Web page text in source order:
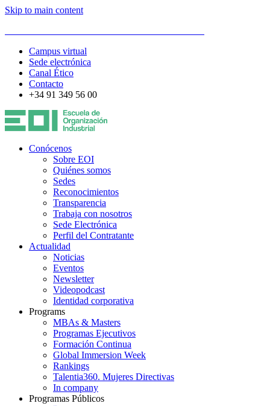
Skip to main content
Campus virtual
Sede electrónica
Canal Ético
Contacto
+34 91 349 56 00
Conócenos
Sobre EOI
Quiénes somos
Sedes
Reconocimientos
Transparencia
Trabaja con nosotros
Sede Electrónica
Perfil del Contratante
Actualidad
Noticias
Eventos
Newsletter
Videopodcast
Identidad corporativa
Programs
MBAs & Masters
Programas Ejecutivos
Formación Continua
Global Immersion Week
Rankings
Talentia360. Mujeres Directivas
In company
Programas Públicos